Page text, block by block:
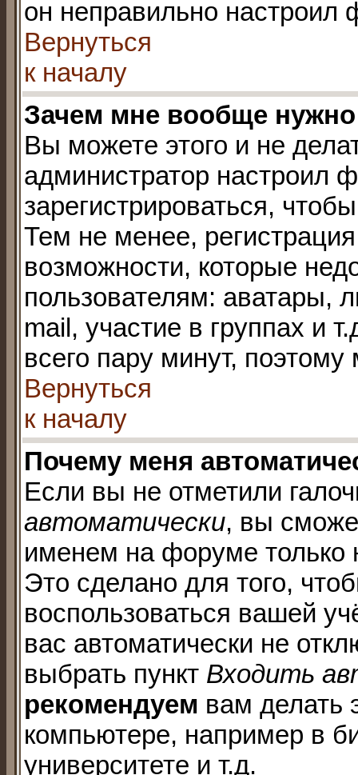
он неправильно настроил
Вернуться
к началу
Зачем мне вообще нужно
Вы можете этого и не
администратор настроил
зарегистрироваться,
Тем не менее,
возможности, которые
пользователям: аватары,
mail, участие в группах и
всего пару минут,
Вернуться
к началу
Почему меня
Если вы не отметили
автоматически, вы
именем на форуме только
Это сделано для того,
воспользоваться вашей
вас автоматически не
выбрать пункт Входить
рекомендуем вам делать
компьютере, например в
университете и т.д.